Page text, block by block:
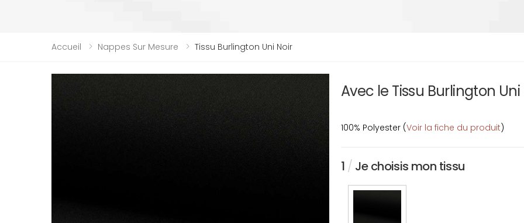
Accueil Nappes Sur Mesure Tissu Burlington Uni Noir
Avec le Tissu Burlington
100% Polyester (Voir la fiche du produit)
1 / Je choisis mon tissu